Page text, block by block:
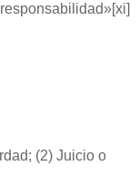
[xi]
(2) Juicio o